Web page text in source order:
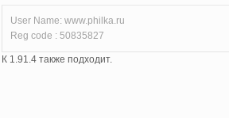
User Name: www.philka.ru
Reg code : 50835827
К 1.91.4 также подходит.